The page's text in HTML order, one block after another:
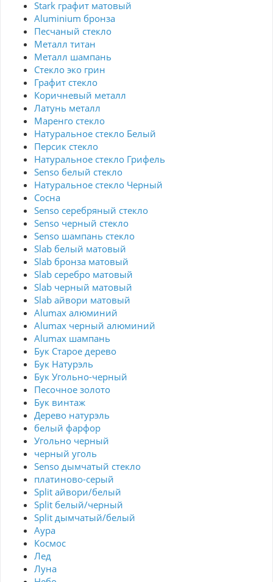
Stark графит матовый
Aluminium бронза
Песчаный стекло
Металл титан
Металл шампань
Стекло эко грин
Графит стекло
Коричневый металл
Латунь металл
Маренго стекло
Натуральное стекло Белый
Персик стекло
Натуральное стекло Грифель
Senso белый стекло
Натуральное стекло Черный
Сосна
Senso серебряный стекло
Senso черный стекло
Senso шампань стекло
Slab белый матовый
Slab бронза матовый
Slab серебро матовый
Slab черный матовый
Slab айвори матовый
Alumax алюминий
Alumax черный алюминий
Alumax шампань
Бук Старое дерево
Бук Натурэль
Бук Угольно-черный
Песочное золото
Бук винтаж
Дерево натурэль
белый фарфор
Угольно черный
черный уголь
Senso дымчатый стекло
платиново-серый
Split айвори/белый
Split белый/черный
Split дымчатый/белый
Аура
Космос
Лед
Луна